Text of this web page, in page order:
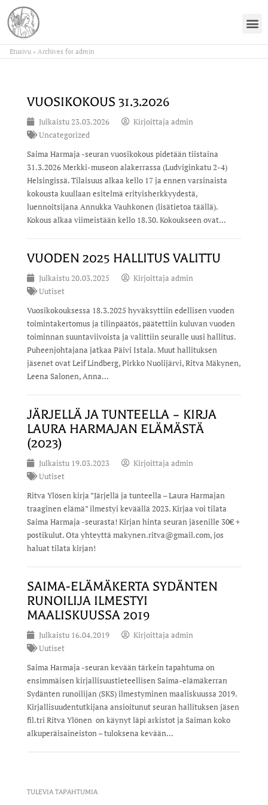
Etusivu » Archives for admin
VUOSIKOKOUS 31.3.2026
Julkaistu23.03.2026 Kirjoittaja admin
Uncategorized
Saima Harmaja -seuran vuosikokous pidetään tiistaina
31.3.2026 Merkki-museon alakerrassa (Ludviginkatu 2-4)
Helsingissä. Tilaisuus alkaa kello 17 ja ennen varsinaista
kokousta kuullaan esitelmä erityisherkkyydestä,
luennoitsijana Annukka Vauhkonen (lisätietoa täällä).
Kokous alkaa viimeistään kello 18.30. Kokoukseen ovat...
VUODEN 2025 HALLITUS VALITTU
Julkaistu20.03.2025 Kirjoittaja admin
Uutiset
Vuosikokouksessa 18.3.2025 hyväksyttiin edellisen vuoden
toimintakertomus ja tilinpäätös, päätettiin kuluvan vuoden
toiminnan suuntaviivoista ja valittiin seuralle uusi hallitus.
Puheenjohtajana jatkaa Päivi Istala. Muut hallituksen
jäsenet ovat Leif Lindberg, Pirkko Nuolijärvi, Ritva Mäkynen,
Leena Salonen, Anna...
JÄRJELLÄ JA TUNTEELLA – KIRJA
LAURA HARMAJAN ELÄMÄSTÄ
(2023)
Julkaistu 19.03.2023 Kirjoittaja admin
Uutiset
Ritva Ylösen kirja ”Järjellä ja tunteella – Laura Harmajan
traaginen elämä” ilmestyi keväällä 2023. Kirjaa voi tilata
Saima Harmaja -seurasta! Kirjan hinta seuran jäsenille 30€ +
postikulut. Ota yhteyttä makynen.ritva@gmail.com, jos
haluat tilata kirjan!
SAIMA-ELÄMÄKERTA SYDÄNTEN
RUNOILIJA ILMESTYI
MAALISKUUSSA 2019
Julkaistu 16.04.2019 Kirjoittaja admin
Uutiset
Saima Harmaja -seuran kevään tärkein tapahtuma on
ensimmäisen kirjallisuustieteellisen Saima-elämäkerran
Sydänten runoilijan (SKS) ilmestyminen maaliskuussa 2019.
Kirjallisuudentutkijana ansioitunut seuran hallituksen jäsen
fil.tri Ritva Ylönen on käynyt läpi arkistot ja Saiman koko
alkuperäisaineiston – tuloksena kevään...
TULEVIA TAPAHTUMIA